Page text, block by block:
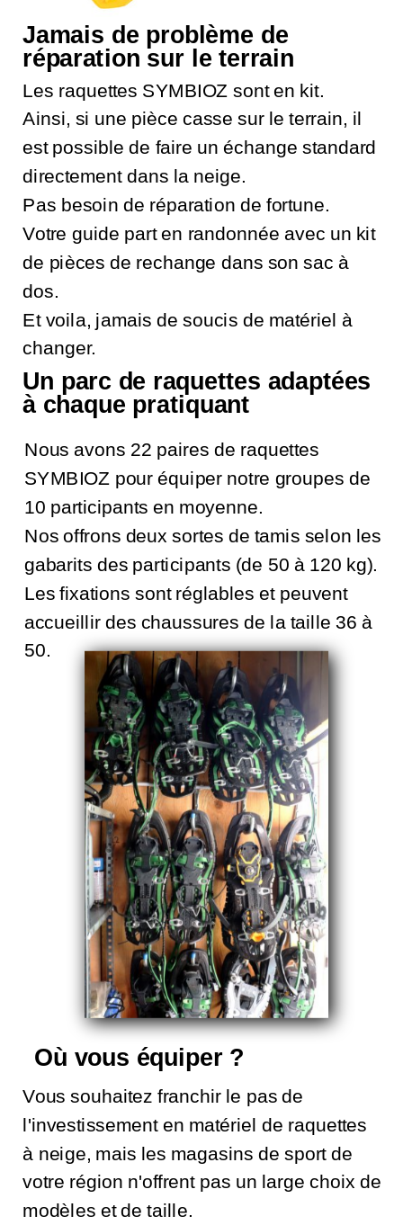
Jamais de problème de
réparation sur le terrain
Un parc de raquettes adaptées
à chaque pratiquant
Les raquettes SYMBIOZ sont en kit.
Ainsi, si une pièce casse sur le terrain, il
est possible de faire un échange standard
directement dans la neige.
Pas besoin de réparation de fortune.
Votre guide part en randonnée avec un kit
de pièces de rechange dans son sac à
dos.
Et voila, jamais de soucis de matériel à
changer.
Nous avons 22 paires de raquettes
SYMBIOZ pour équiper notre groupes de
10 participants en moyenne.
Nos offrons deux sortes de tamis selon les
gabarits des participants (de 50 à 120 kg).
Les fixations sont réglables et peuvent
accueillir des chaussures de la taille 36 à
50.
Nous deux systèmes d'attache peuvent
accueillir des chaussures de randonnées
montantes aux largeurs différentes.
Où vous équiper ?
Vous souhaitez franchir le pas de
l'investissement en matériel de raquettes
à neige, mais les magasins de sport de
votre région n'offrent pas un large choix de
modèles et de taille.